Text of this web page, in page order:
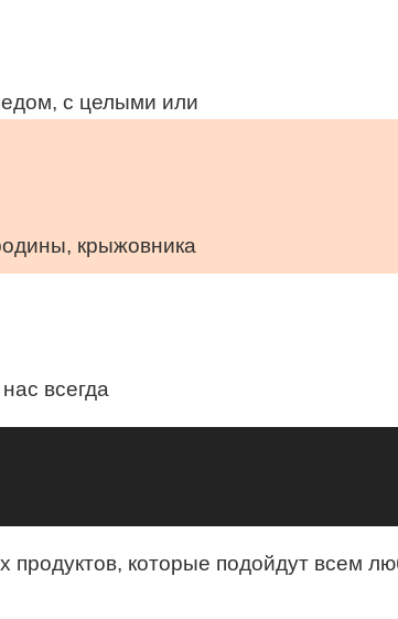
с целыми или
крыжовника
всегда
которые подойдут всем